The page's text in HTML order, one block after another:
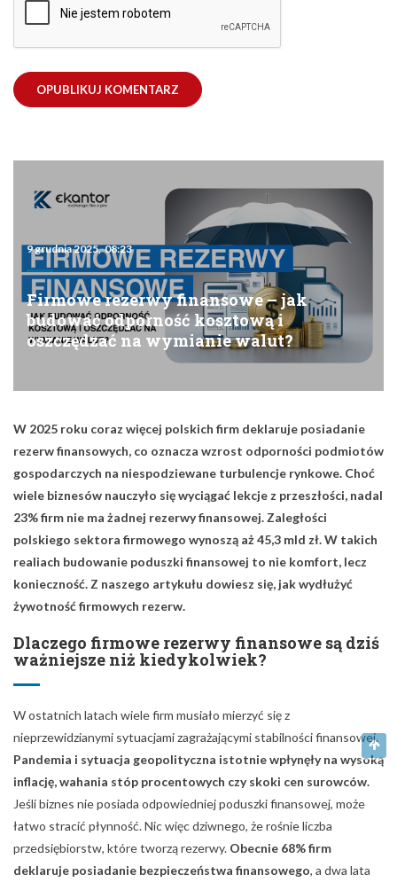
9 grudnia 2025, 08:23
Firmowe rezerwy finansowe – jak
budować odporność kosztową i
oszczędzać na wymianie walut?
W 2025 roku coraz więcej polskich firm deklaruje posiadanie
rezerw finansowych, co oznacza wzrost odporności podmiotów
gospodarczych na niespodziewane turbulencje rynkowe. Choć
wiele biznesów nauczyło się wyciągać lekcje z przeszłości, nadal
23% firm nie ma żadnej rezerwy finansowej. Zaległości
polskiego sektora firmowego wynoszą aż 45,3 mld zł. W takich
realiach budowanie poduszki finansowej to nie komfort, lecz
konieczność. Z naszego artykułu dowiesz się, jak wydłużyć
żywotność firmowych rezerw.
Dlaczego firmowe rezerwy finansowe są dziś
ważniejsze niż kiedykolwiek?
W ostatnich latach wiele firm musiało mierzyć się z
nieprzewidzianymi sytuacjami zagrażającymi stabilności finansowej.
Pandemia i sytuacja geopolityczna istotnie wpłynęły na wysoką
inflację, wahania stóp procentowych czy skoki cen surowców.
Jeśli biznes nie posiada odpowiedniej poduszki finansowej, może
łatwo stracić płynność. Nic więc dziwnego, że rośnie liczba
przedsiębiorstw, które tworzą rezerwy. Obecnie 68% firm
deklaruje posiadanie bezpieczeństwa finansowego, a dwa lata